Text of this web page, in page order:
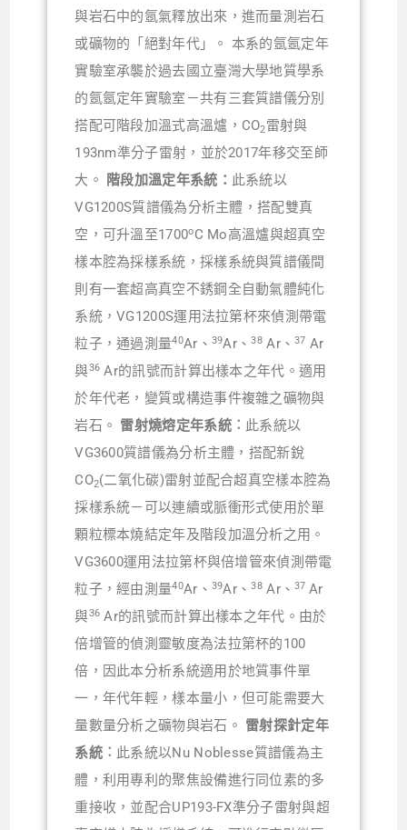
與岩石中的氬氣釋放出來，進而量測岩石
或礦物的「絕對年代」。 本系的氬氬定年
實驗室承襲於過去國立臺灣大學地質學系
的氬氬定年實驗室－共有三套質譜儀分別
搭配可階段加溫式高溫爐，CO2雷射與
193nm準分子雷射，並於2017年移交至師
大。
階段加溫定年系統： 此系統以
VG1200S質譜儀為分析主體，搭配雙真
空，可升溫至1700oC Mo高溫爐與超真空
樣本腔為採樣系統，採樣系統與質譜儀間
則有一套超高真空不銹鋼全自動氣體純化
系統，VG1200S運用法拉第杯來偵測帶電
粒子，通過測量40Ar、 39Ar、38Ar、37 Ar
與36 Ar的訊號而計算出樣本之年代。適用
於年代老，變質或構造事件複雜之礦物與
岩石。 雷射燒熔定年系統︰ 此系統以
VG3600質譜儀為分析主體，搭配新銳
CO2(二氧化碳)雷射並配合超真空樣本腔為
採樣系統－可以連續或脈衝形式使用於單
顆粒標本燒結定年及階段加溫分析之用。
VG3600運用法拉第杯與倍增管來偵測帶電
粒子，經由測量40Ar、 39Ar、38Ar、37 Ar
與36 Ar的訊號而計算出樣本之年代。由於
倍增管的偵測靈敏度為法拉第杯的100
倍，因此本分析系統適用於地質事件單
一，年代年輕，樣本量小，但可能需要大
量數量分析之礦物與岩石。 雷射探針定年
系統︰ 此系統以Nu Noblesse質譜儀為主
體，利用專利的聚焦設備進行同位素的多
重接收，並配合UP193-FX準分子雷射與超